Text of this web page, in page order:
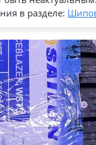
в разделе: